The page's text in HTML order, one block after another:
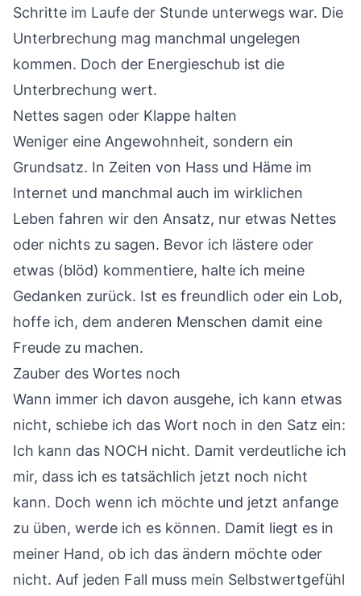
Schritte im Laufe der Stunde unterwegs war. Die
Unterbrechung mag manchmal ungelegen
kommen. Doch der Energieschub ist die
Unterbrechung wert.
Nettes sagen oder Klappe halten
Weniger eine Angewohnheit, sondern ein
Grundsatz. In Zeiten von Hass und Häme im
Internet und manchmal auch im wirklichen
Leben fahren wir den Ansatz, nur etwas Nettes
oder nichts zu sagen. Bevor ich lästere oder
etwas (blöd) kommentiere, halte ich meine
Gedanken zurück. Ist es freundlich oder ein Lob,
hoffe ich, dem anderen Menschen damit eine
Freude zu machen.
Zauber des Wortes noch
Wann immer ich davon ausgehe, ich kann etwas
nicht, schiebe ich das Wort noch in den Satz ein:
Ich kann das NOCH nicht. Damit verdeutliche ich
mir, dass ich es tatsächlich jetzt noch nicht
kann. Doch wenn ich möchte und jetzt anfange
zu üben, werde ich es können. Damit liegt es in
meiner Hand, ob ich das ändern möchte oder
nicht. Auf jeden Fall muss mein Selbstwertgefühl